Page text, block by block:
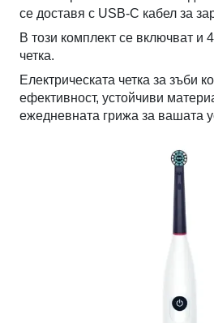
се доставя с USB-C кабел за
В този комплект се включват и
четка.
Електрическата четка за зъби
ефективност, устойчиви
ежедневната грижа за вашата